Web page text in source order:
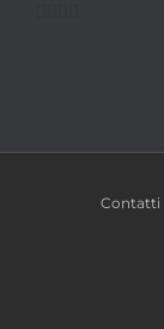
Contatti